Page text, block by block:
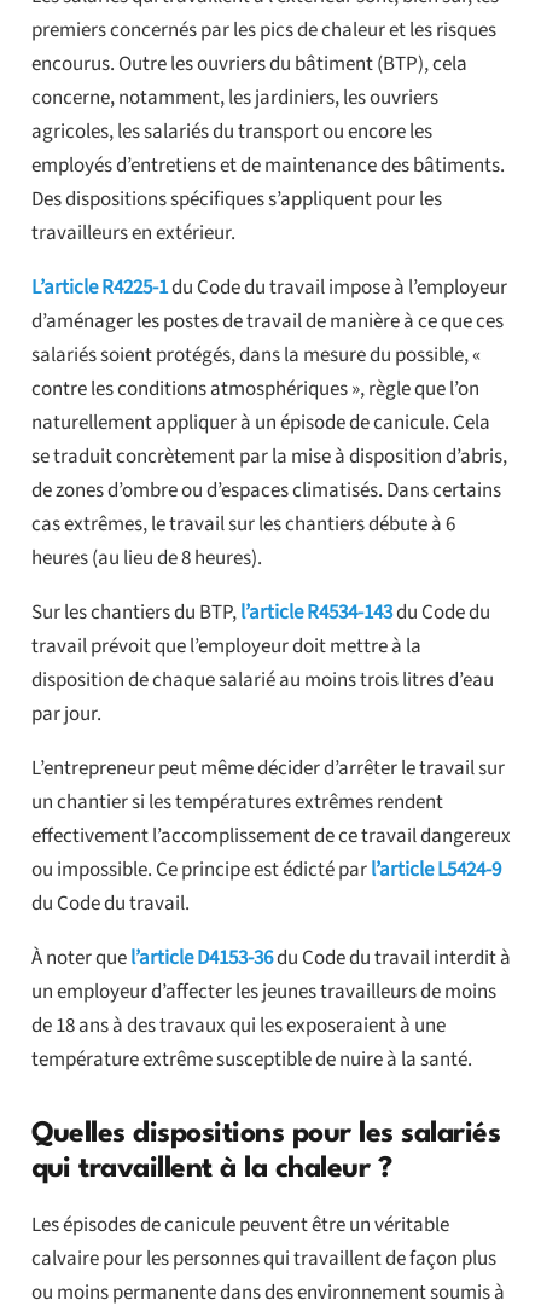
premiers concernés par les pics de chaleur et les risques
encourus. Outre les ouvriers du bâtiment (BTP), cela
concerne, notamment, les jardiniers, les ouvriers
agricoles, les salariés du transport ou encore les
employés d’entretiens et de maintenance des bâtiments.
Des dispositions spécifiques s’appliquent pour les
travailleurs en extérieur.
L’article R4225-1du Code du travail impose à l’employeur
d’aménager les postes de travail de manière à ce que ces
salariés soient protégés, dans la mesure du possible, «
contre les conditions atmosphériques », règle que l’on
naturellement appliquer à un épisode de canicule. Cela
se traduit concrètement par la mise à disposition d’abris,
de zones d’ombre ou d’espaces climatisés. Dans certains
cas extrêmes, le travail sur les chantiers débute à 6
heures (au lieu de 8 heures).
Sur les chantiers du BTP,l’article R4534-143du Code du
travail prévoit que l’employeur doit mettre à la
disposition de chaque salarié au moins trois litres d’eau
par jour.
L’entrepreneur peut même décider d’arrêter le travail sur
un chantier si les températures extrêmes rendent
effectivement l’accomplissement de ce travail dangereux
ou impossible. Ce principe est édicté parl’article L5424-9
du Code du travail.
À noter quel’article D4153-36du Code du travail interdit à
un employeur d’affecter les jeunes travailleurs de moins
de 18 ans à des travaux qui les exposeraient à une
température extrême susceptible de nuire à la santé.
Quelles dispositions pour les salariés
qui travaillent à la chaleur ?
Les épisodes de canicule peuvent être un véritable
calvaire pour les personnes qui travaillent de façon plus
ou moins permanente dans des environnement soumis à